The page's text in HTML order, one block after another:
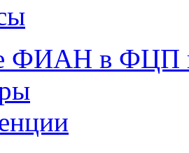
ФИАН в ФЦП